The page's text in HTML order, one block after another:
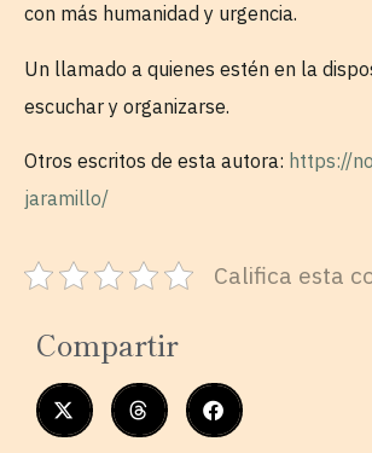
con más humanidad y urgencia.
Un llamado a quienes estén en la
escuchar y organizarse.
Otros escritos de esta autora: https://
jaramillo/
Califica esta
Compartir